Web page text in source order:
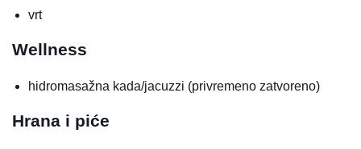
vrt
Wellness
hidromasažna kada/jacuzzi (privremeno zatvoreno)
Hrana i piće